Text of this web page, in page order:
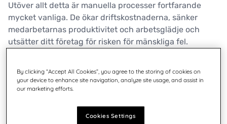
Utöver allt detta är manuella processer fortfarande
mycket vanliga. De ökar driftskostnaderna, sänker
medarbetarnas produktivitet och arbetsglädje och
utsätter ditt företag för risken för mänskliga fel.
Quadient Impresshjälper dig att hantera det moderna
e-postflödet genom att automatisera
dokumentprocesser, optimera kommunikationen för
fysisk eller digital leverans och låta dig skicka e-post
var som helst – så att du och din personal fokuserar på
By clicking “Accept All Cookies”, you agree to the storing of cookies on
your device to enhance site navigation, analyze site usage, and assist in
our marketing efforts.
Cookies Settings